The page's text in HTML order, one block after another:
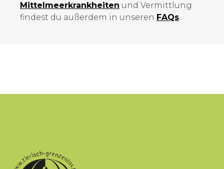
Mittelmeer­krankheiten und Vermittlung
findest du außerdem in unseren FAQs.